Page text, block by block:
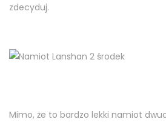
zdecyduj.
Mimo, że to bardzo lekki namiot